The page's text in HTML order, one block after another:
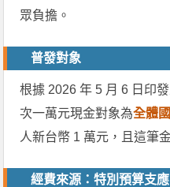
眾負擔。
普發對象
根據 2026 年 5 月 6 日印
次一萬元現金對象為全體
人新台幣 1 萬元，且這筆
經費來源：特別預算支應